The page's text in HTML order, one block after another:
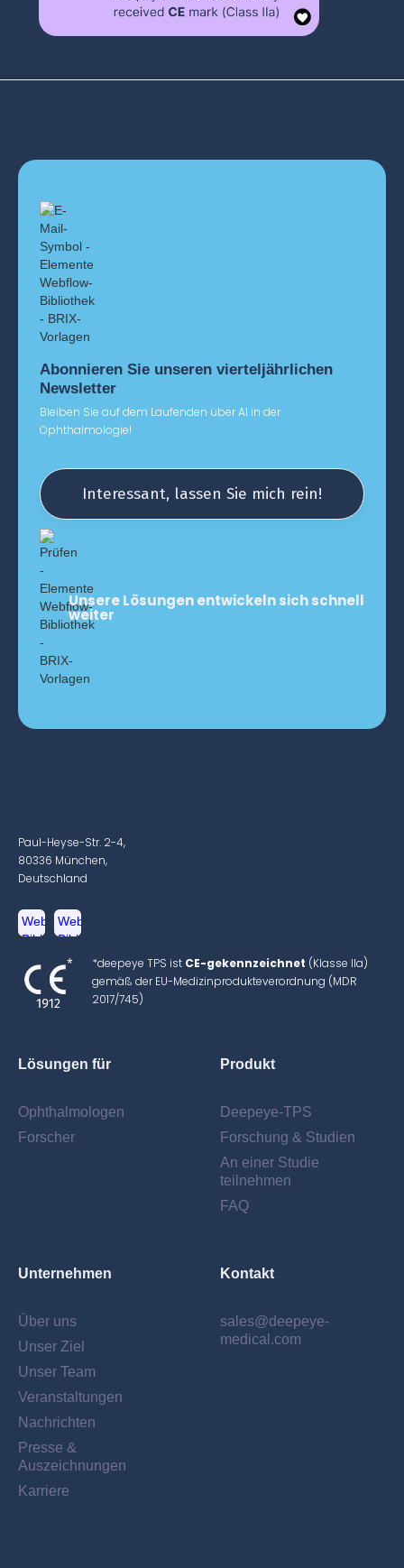
Abonnieren Sie unseren vierteljährlichen
Newsletter
Bleiben Sie auf dem Laufenden über AI in der
Ophthalmologie!
Interessant, lassen Sie mich rein!
Unsere Lösungen entwickeln sich schnell
weiter
Paul-Heyse-Str. 2-4,
80336 München,
Deutschland
*deepeye TPS ist CE-gekennzeichnet (Klasse IIa)
gemäß der EU-Medizinprodukteverordnung (MDR
2017/745)
Lösungen für
Ophthalmologen
Forscher
Produkt
Deepeye-TPS
Forschung & Studien
An einer Studie
teilnehmen
FAQ
Unternehmen
Über uns
Unser Ziel
Unser Team
Veranstaltungen
Nachrichten
Presse &
Auszeichnungen
Karriere
Kontakt
sales@deepeye-
medical.com